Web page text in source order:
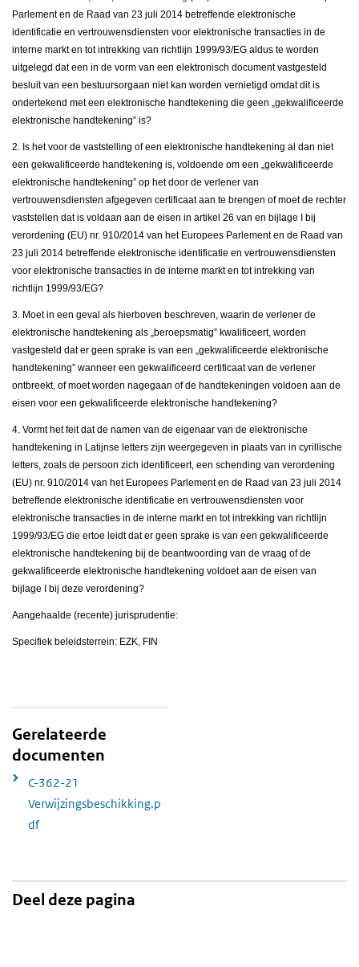
Parlement en de Raad van 23 juli 2014 betreffende elektronische
identificatie en vertrouwensdiensten voor elektronische transacties in de
interne markt en tot intrekking van richtlijn 1999/93/EG aldus te worden
uitgelegd dat een in de vorm van een elektronisch document vastgesteld
besluit van een bestuursorgaan niet kan worden vernietigd omdat dit is
ondertekend met een elektronische handtekening die geen „gekwalificeerde
elektronische handtekening” is?
2. Is het voor de vaststelling of een elektronische handtekening al dan niet
een gekwalificeerde handtekening is, voldoende om een „gekwalificeerde
elektronische handtekening” op het door de verlener van
vertrouwensdiensten afgegeven certificaat aan te brengen of moet de rechter
vaststellen dat is voldaan aan de eisen in artikel 26 van en bijlage I bij
verordening (EU) nr. 910/2014 van het Europees Parlement en de Raad van
23 juli 2014 betreffende elektronische identificatie en vertrouwensdiensten
voor elektronische transacties in de interne markt en tot intrekking van
richtlijn 1999/93/EG?
3. Moet in een geval als hierboven beschreven, waarin de verlener de
elektronische handtekening als „beroepsmatig” kwalificeert, worden
vastgesteld dat er geen sprake is van een „gekwalificeerde elektronische
handtekening” wanneer een gekwalificeerd certificaat van de verlener
ontbreekt, of moet worden nagegaan of de handtekeningen voldoen aan de
eisen voor een gekwalificeerde elektronische handtekening?
4. Vormt het feit dat de namen van de eigenaar van de elektronische
handtekening in Latijnse letters zijn weergegeven in plaats van in cyrillische
letters, zoals de persoon zich identificeert, een schending van verordening
(EU) nr. 910/2014 van het Europees Parlement en de Raad van 23 juli 2014
betreffende elektronische identificatie en vertrouwensdiensten voor
elektronische transacties in de interne markt en tot intrekking van richtlijn
1999/93/EG die ertoe leidt dat er geen sprake is van een gekwalificeerde
elektronische handtekening bij de beantwoording van de vraag of de
gekwalificeerde elektronische handtekening voldoet aan de eisen van
bijlage I bij deze verordening?
Aangehaalde (recente) jurisprudentie:
Specifiek beleidsterrein: EZK, FIN
Gerelateerde
documenten
C-362-21
Verwijzingsbeschikking.p
df
Deel deze pagina